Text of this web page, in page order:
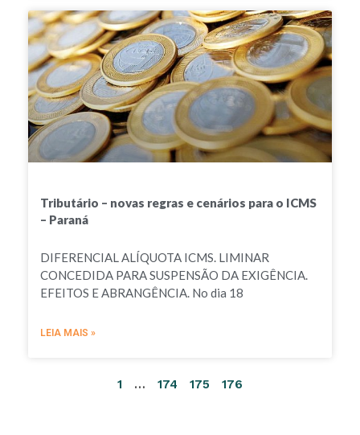
Tributário – novas regras e cenários para o ICMS
– Paraná
DIFERENCIAL ALÍQUOTA ICMS. LIMINAR
CONCEDIDA PARA SUSPENSÃO DA EXIGÊNCIA.
EFEITOS E ABRANGÊNCIA. No dia 18
LEIA MAIS »
1 … 174 175 176